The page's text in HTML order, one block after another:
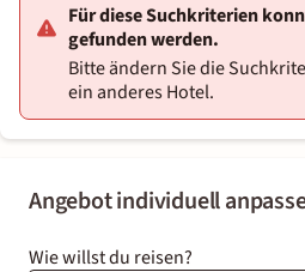
Angebot individuell
Wie willst du reisen?
Für diese Suchkriterien
gefunden werden.
Bitte ändern Sie die
ein anderes Hotel.